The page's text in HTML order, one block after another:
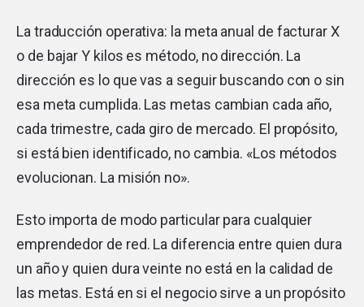
La traducción operativa: la meta anual de facturar X
o de bajar Y kilos es método, no dirección. La
dirección es lo que vas a seguir buscando con o sin
esa meta cumplida. Las metas cambian cada año,
cada trimestre, cada giro de mercado. El propósito,
si está bien identificado, no cambia. «Los métodos
evolucionan. La misión no».
Esto importa de modo particular para cualquier
emprendedor de red. La diferencia entre quien dura
un año y quien dura veinte no está en la calidad de
las metas. Está en si el negocio sirve a un propósito